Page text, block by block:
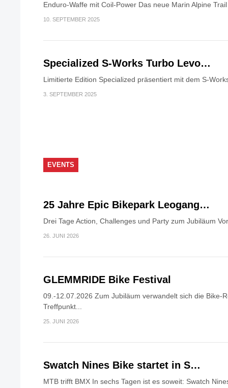
Enduro-Waffe mit Coil-Power Das neue Marin Alpine
10. SEPTEMBER 2025
Specialized S-Works Turbo Levo…
Limitierte Edition Specialized präsentiert mit dem S-
3. SEPTEMBER 2025
EVENTS
25 Jahre Epic Bikepark Leogang…
Drei Tage Action, Challenges und Party zum Jubiläum
26. JUNI 2026
GLEMMRIDE Bike Festival
09.-12.07.2026 Zum Jubiläum verwandelt sich die Bike-
Treffpunkt...
25. JUNI 2026
Swatch Nines Bike startet in S…
MTB trifft BMX In sechs Tagen ist es soweit: Swatch